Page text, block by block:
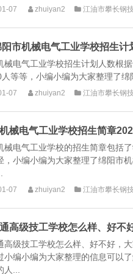
07 zhuiyan2 江油市攀长钢
市机械电气工业学校招生
械电气工业学校招生计划人数根
等等，小编小编为大家整理了
07 zhuiyan2 江油市攀长钢
械电气工业学校招生简章
械电气工业学校的招生简章包括
，小编小编为大家整理了绵阳市
07 zhuiyan2 江油市攀长钢
高级技工学校怎么样、好不
高级技工学校怎么样、好不好，
小编小编为大家整理的信息可以
...